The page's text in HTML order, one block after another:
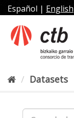
Skip
to
content
Español | English
Datasets